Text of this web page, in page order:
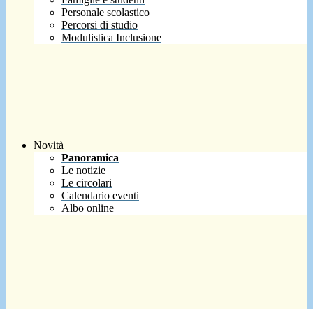
Personale scolastico
Percorsi di studio
Modulistica Inclusione
Novità
Panoramica
Le notizie
Le circolari
Calendario eventi
Albo online